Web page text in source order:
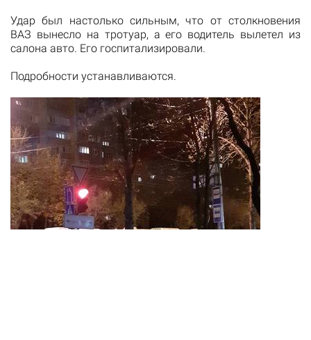
Удар был настолько сильным, что от столкновения
ВАЗ вынесло на тротуар, а его водитель вылетел из
салона авто. Его госпитализировали.
Подробности устанавливаются.